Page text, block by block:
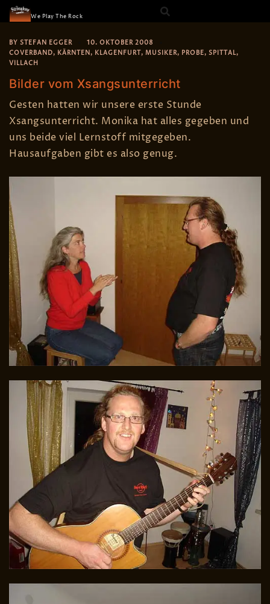
Skip
to
content
We Play The Rock
BY STEFAN EGGER
10. OKTOBER 2008
COVERBAND, KÄRNTEN, KLAGENFURT, MUSIKER, PROBE, SPITTAL,
VILLACH
Bilder vom Xsangsunterricht
Gesten hatten wir unsere erste Stunde
Xsangsunterricht. Monika hat alles gegeben und
uns beide viel Lernstoff mitgegeben.
Hausaufgaben gibt es also genug.